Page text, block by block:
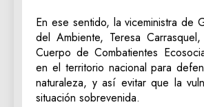
En ese sentido, la viceministra de
del Ambiente, Teresa
Cuerpo de Combatientes
en el territorio nacional para
naturaleza, y así evitar que la
situación sobrevenida.